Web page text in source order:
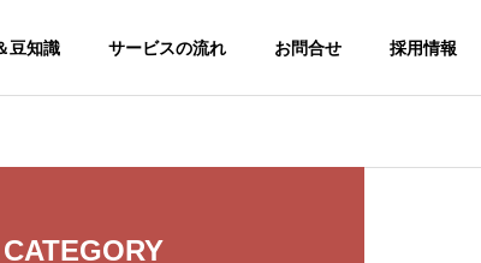
豆知識 サービスの流れ お問合せ 採用情報
CSR
CATEGORY